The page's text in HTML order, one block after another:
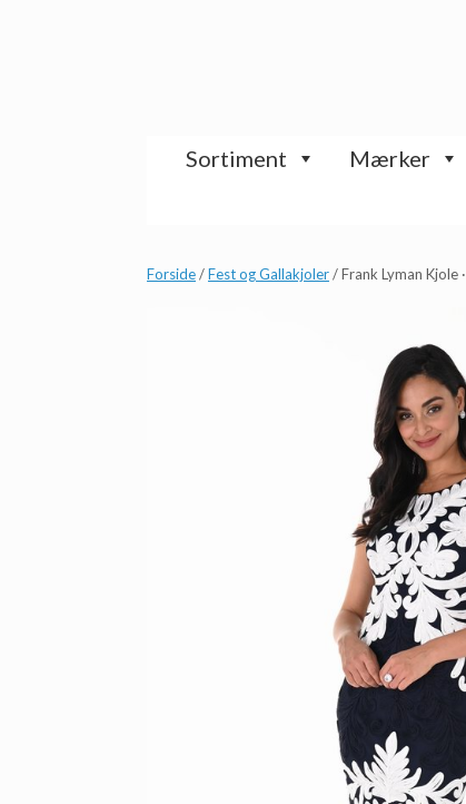
Sortiment Mærker
Forside/Fest og Gallakjoler/ Frank Lyman Kjole ·